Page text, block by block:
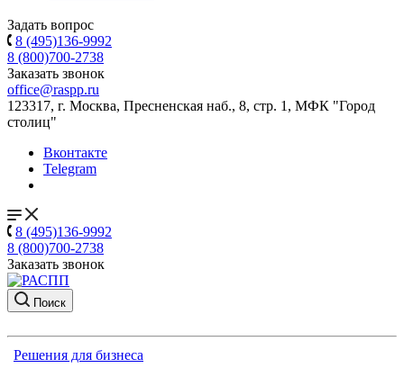
Задать вопрос
8 (495)136-9992
8 (800)700-2738
Заказать звонок
office@raspp.ru
123317, г. Москва, Пресненская наб., 8, стр. 1, МФК "Город
столиц"
Вконтакте
Telegram
8 (495)136-9992
8 (800)700-2738
Заказать звонок
Поиск
Решения для бизнеса